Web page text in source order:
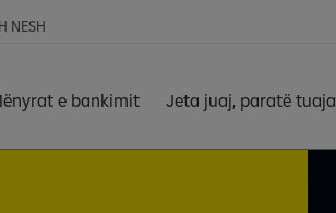
NESH
e bankimit Jeta juaj, paratë tuaja